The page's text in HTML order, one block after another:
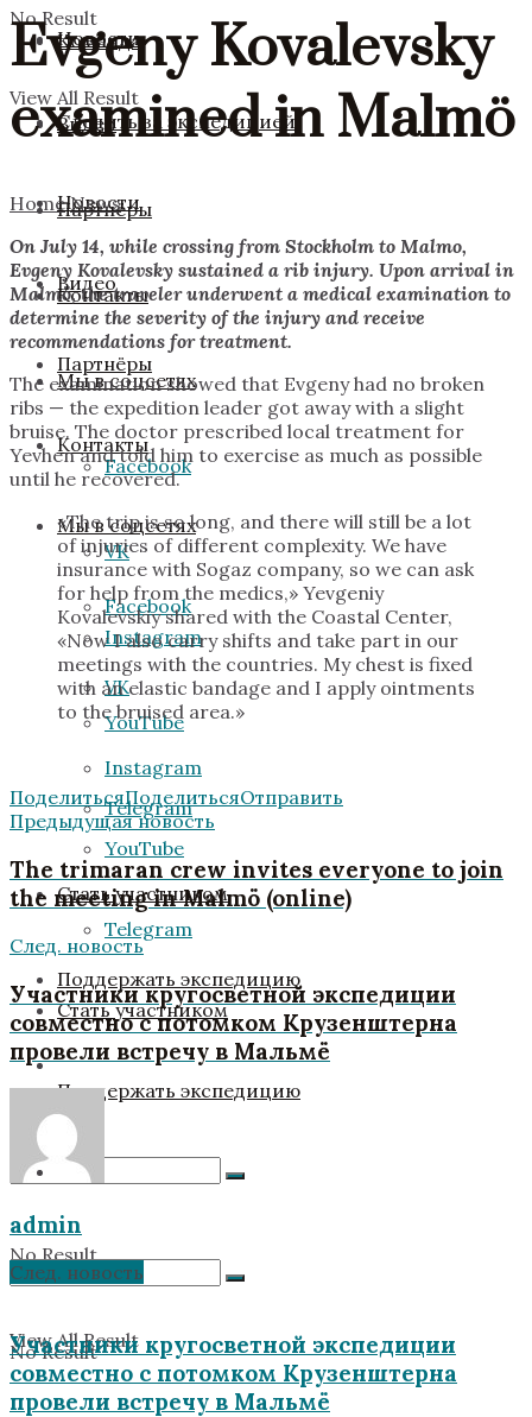
Новости
Видео
Партнёры
Контакты
Мы в соцсетях
Facebook
VK
Instagram
YouTube
Telegram
Стать участником
Поддержать экспедицию
No Result
View All Result
Команда
Следить за экспедицией
Новости
Видео
Партнёры
Контакты
Мы в соцсетях
Facebook
VK
Instagram
YouTube
Telegram
Стать участником
Поддержать экспедицию
No Result
No Result
View All Result
Evgeny Kovalevsky
examined in Malmö
Home News
On July 14, while crossing from Stockholm to Malmo,
Evgeny Kovalevsky sustained a rib injury. Upon arrival in
Malmö, the traveler underwent a medical examination to
determine the severity of the injury and receive
recommendations for treatment.
The examination showed that Evgeny had no broken
ribs — the expedition leader got away with a slight
bruise. The doctor prescribed local treatment for
Yevhen and told him to exercise as much as possible
until he recovered.
«The trip is so long, and there will still be a lot
of injuries of different complexity. We have
insurance with Sogaz company, so we can ask
for help from the medics,» Yevgeniy
Kovalevskiy shared with the Coastal Center,
«Now I also carry shifts and take part in our
meetings with the countries. My chest is fixed
with an elastic bandage and I apply ointments
to the bruised area.»
ПоделитьсяПоделитьсяОтправить
Предыдущая новость
The trimaran crew invites everyone to join
the meeting in Malmö (online)
След. новость
Участники кругосветной экспедиции
совместно с потомком Крузенштерна
провели встречу в Мальмё
admin
След. новость
Участники кругосветной экспедиции
совместно с потомком Крузенштерна
провели встречу в Мальмё